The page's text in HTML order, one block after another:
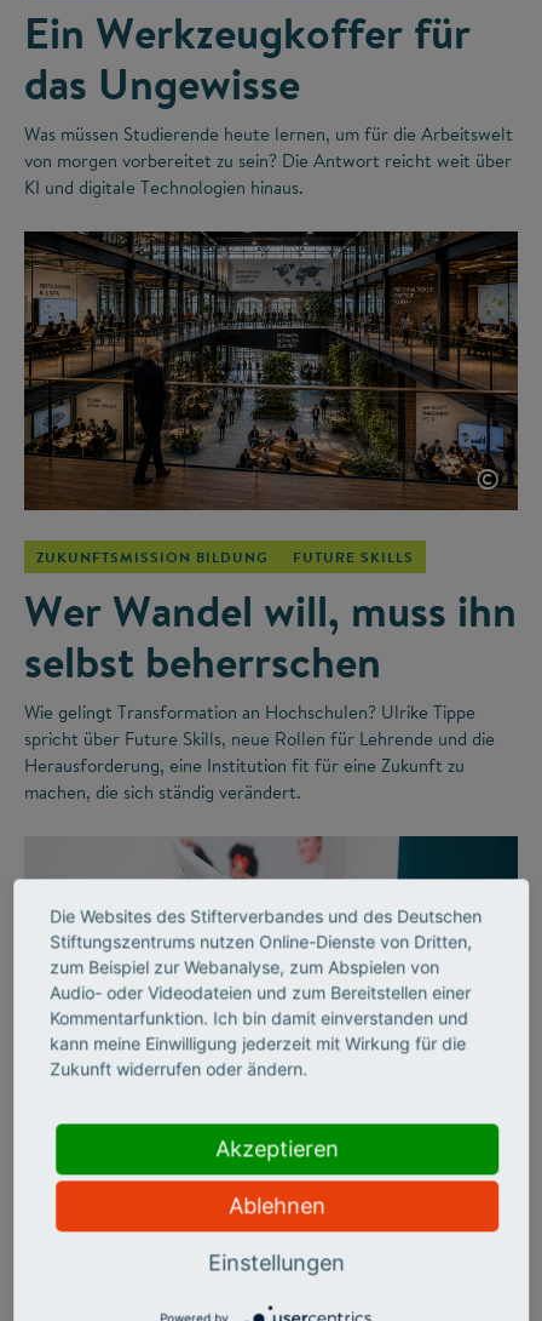
Ein Werkzeugkoffer für
das Ungewisse
Was müssen Studierende heute lernen, um für die Arbeitswelt
von morgen vorbereitet zu sein? Die Antwort reicht weit über
KI und digitale Technologien hinaus.
©
ZUKUNFTSMISSION BILDUNG FUTURE SKILLS
Wer Wandel will, muss ihn
selbst beherrschen
Wie gelingt Transformation an Hochschulen? Ulrike Tippe
spricht über Future Skills, neue Rollen für Lehrende und die
Herausforderung, eine Institution fit für eine Zukunft zu
machen, die sich ständig verändert.
AUSSERSCHULISCHES LERNEN
Freude am Lernen
Der Stifterverband schuf vor 40 Jahren mit Bildung &
Die Websites des Stifterverbandes und des Deutschen
Stiftungszentrums nutzen Online-Dienste von Dritten,
zum Beispiel zur Webanalyse, zum Abspielen von
Audio- oder Videodateien und zum Bereitstellen einer
Kommentarfunktion. Ich bin damit einverstanden und
kann meine Einwilligung jederzeit mit Wirkung für die
Zukunft widerrufen oder ändern.
Akzeptieren
Ablehnen
Einstellungen
Powered by